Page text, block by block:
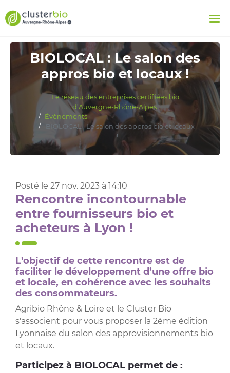
BIOLOCAL : Le salon des
appros bio et locaux !
Le réseau des entreprises certifiées bio
d’Auvergne-Rhône-Alpes.
Évènements
BIOLOCAL : Le salon des appros bio et locaux
!
Posté le 27 nov. 2023 à 14:10
Rencontre incontournable
entre fournisseurs bio et
acheteurs à Lyon !
L'objectif de cette rencontre est de
faciliter le développement d’une offre bio
et locale, en cohérence avec les souhaits
des consommateurs.
Agribio Rhône & Loire et le Cluster Bio
s'associent pour vous proposer la 2ème édition
Lyonnaise du salon des approvisionnements bio
et locaux.
Participez à BIOLOCAL permet de :